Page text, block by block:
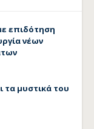
επιδότηση
νέων
τα μυστικά του